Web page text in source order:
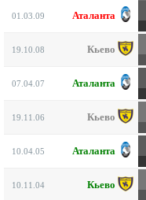
01.03.09 Аталанта
19.10.08 Кьево
07.04.07 Аталанта
19.11.06 Кьево
10.04.05 Аталанта
10.11.04 Кьево